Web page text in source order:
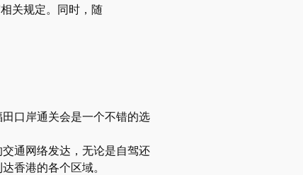
关规定。同时，随
口岸通关会是一个不错的选
通网络发达，无论是自驾还
香港的各个区域。